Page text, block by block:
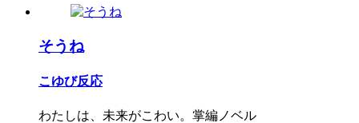
そうね
こゆび反応
わたしは、未来がこわい。掌編ノベル